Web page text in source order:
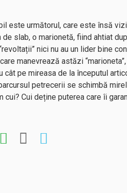
este următorul, care este însă
de slab, o marionetă, fiind ahtiat
nici nu au un lider bine
manevrează astăzi
cât pe mireasa de la începutul
petrecerii se schimbă
cui? Cui deține puterea care îi